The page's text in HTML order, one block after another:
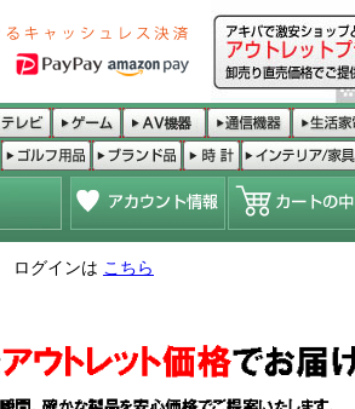
ログインは こちら